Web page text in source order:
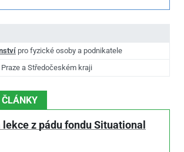
pro fyzické osoby a podnikatele
Praze a Středočeském kraji
lekce z pádu fondu Situational